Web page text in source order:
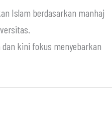
Islam berdasarkan manhaj
dan kini fokus menyebarkan